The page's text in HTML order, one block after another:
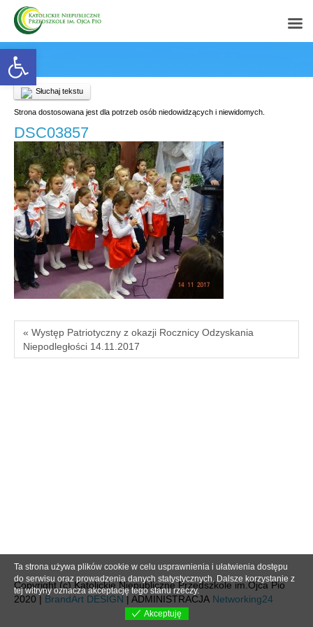
Open toolbar
Słuchaj tekstu
Strona dostosowana jest dla potrzeb osób niedowidzących i niewidomych.
DSC03857
« Występ Patriotyczny z okazji Rocznicy Odzyskania
Niepodległości 14.11.2017
Copyright (c) Katolickie Niepubliczne Przedszkole im.Ojca Pio
2020 | BrandArt DESIGN | ADMINISTRACJA Networking24
Ta strona używa plików cookie w celu usprawnienia i ułatwienia dostępu
do serwisu oraz prowadzenia danych statystycznych. Dalsze korzystanie z
tej witryny oznacza akceptację tego stanu rzeczy.
Akceptuję